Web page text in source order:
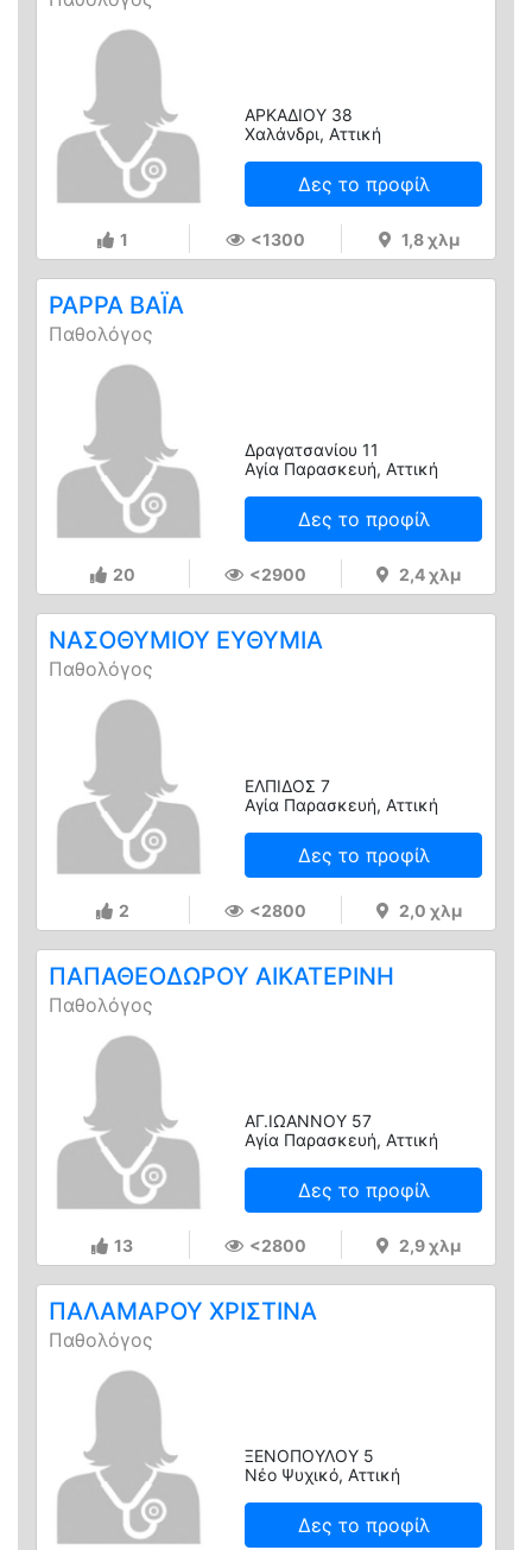
ΑΡΚΑΔΙΟΥ 38
Χαλάνδρι, Αττική
Δες το προφίλ
1 <1300 1,8 χλμ
ΡΑΡΡΑ ΒΑΪΑ
Παθολόγος
Δραγατσανίου 11
Αγία Παρασκευή, Αττική
Δες το προφίλ
20 <2900 2,4 χλμ
ΝΑΣΟΘΥΜΙΟΥ ΕΥΘΥΜΙΑ
Παθολόγος
ΕΛΠΙΔΟΣ 7
Αγία Παρασκευή, Αττική
Δες το προφίλ
2 <2800 2,0 χλμ
ΠΑΠΑΘΕΟΔΩΡΟΥ ΑΙΚΑΤΕΡΙΝΗ
Παθολόγος
ΑΓ.ΙΩΑΝΝΟΥ 57
Αγία Παρασκευή, Αττική
Δες το προφίλ
13 <2800 2,9 χλμ
ΠΑΛΑΜΑΡΟΥ ΧΡΙΣΤΙΝΑ
Παθολόγος
ΞΕΝΟΠΟΥΛΟΥ 5
Νέο Ψυχικό, Αττική
Δες το προφίλ